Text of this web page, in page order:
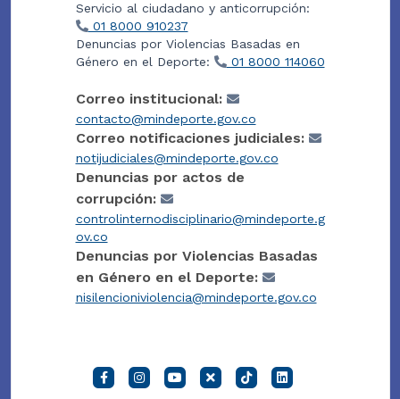
Servicio al ciudadano y anticorrupción:
01 8000 910237
Denuncias por Violencias Basadas en
Género en el Deporte:
01 8000 114060
Correo institucional:
contacto@mindeporte.gov.co
Correo notificaciones judiciales:
notijudiciales@mindeporte.gov.co
Denuncias por actos de
corrupción:
controlinternodisciplinario@mindeporte.g
ov.co
Denuncias por Violencias Basadas
en Género en el Deporte:
nisilencioniviolencia@mindeporte.gov.co